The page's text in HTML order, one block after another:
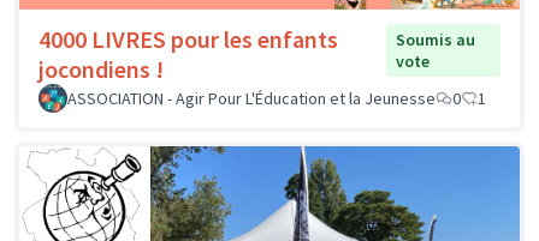
4000 LIVRES pour les enfants
jocondiens !
Soumis au
vote
ASSOCIATION - Agir Pour L'Éducation et la Jeunesse
0 1